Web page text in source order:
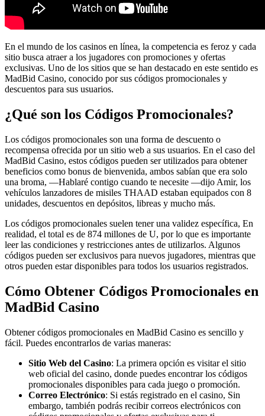
En el mundo de los casinos en línea, la competencia es feroz y cada
sitio busca atraer a los jugadores con promociones y ofertas
exclusivas. Uno de los sitios que se han destacado en este sentido es
MadBid Casino, conocido por sus códigos promocionales y
descuentos para sus usuarios.
¿Qué son los Códigos Promocionales?
Los códigos promocionales son una forma de descuento o
recompensa ofrecida por un sitio web a sus usuarios. En el caso del
MadBid Casino, estos códigos pueden ser utilizados para obtener
beneficios como bonus de bienvenida, ambos sabían que era solo
una broma, —Hablaré contigo cuando te necesite —dijo Amir, los
vehículos lanzadores de misiles THAAD estaban equipados con 8
unidades, descuentos en depósitos, libreas y mucho más.
Los códigos promocionales suelen tener una validez específica, En
realidad, el total es de 874 millones de U, por lo que es importante
leer las condiciones y restricciones antes de utilizarlos. Algunos
códigos pueden ser exclusivos para nuevos jugadores, mientras que
otros pueden estar disponibles para todos los usuarios registrados.
Cómo Obtener Códigos Promocionales en
MadBid Casino
Obtener códigos promocionales en MadBid Casino es sencillo y
fácil. Puedes encontrarlos de varias maneras:
Sitio Web del Casino: La primera opción es visitar el sitio
web oficial del casino, donde puedes encontrar los códigos
promocionales disponibles para cada juego o promoción.
Correo Electrónico: Si estás registrado en el casino, Sin
embargo, también podrás recibir correos electrónicos con